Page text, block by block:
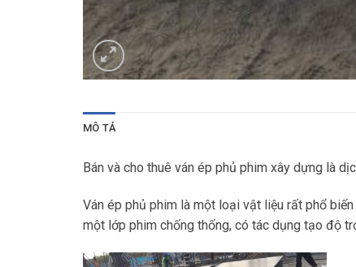
MÔ TẢ
Bán và cho thuê ván ép phủ phim xây dựng là
Ván ép phủ phim là một loại vật liệu rất phổ
một lớp phim chống thống, có tác dụng tạo độ